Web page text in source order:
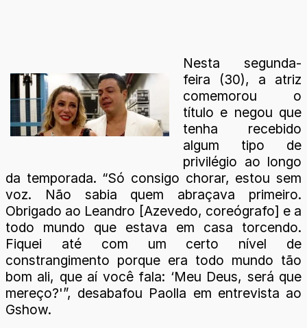
Nesta segunda-
feira (30), a atriz
comemorou o
título e negou que
tenha recebido
algum tipo de
privilégio ao longo
da temporada. “Só consigo chorar, estou sem
voz. Não sabia quem abraçava primeiro.
Obrigado ao Leandro [Azevedo, coreógrafo] e a
todo mundo que estava em casa torcendo.
Fiquei até com um certo nível de
constrangimento porque era todo mundo tão
bom ali, que aí você fala: ‘Meu Deus, será que
mereço?'”, desabafou Paolla em entrevista ao
Gshow.